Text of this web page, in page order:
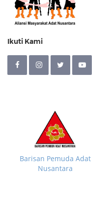
Ikuti Kami
Barisan Pemuda Adat
Nusantara